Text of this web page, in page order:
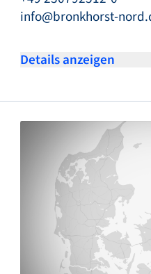
info@bronkhorst-
Details anzeigen